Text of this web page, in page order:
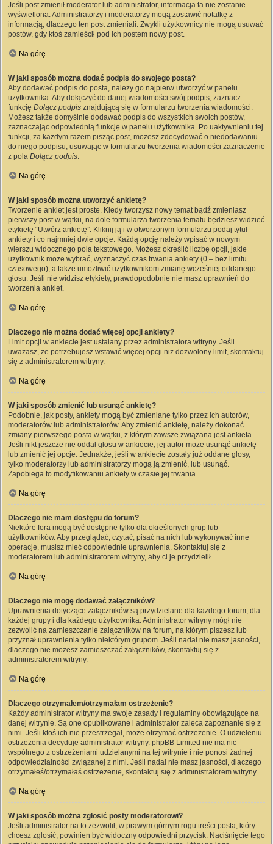
Jeśli post zmienił moderator lub administrator, informacja ta nie zostanie
wyświetlona. Administratorzy i moderatorzy mogą zostawić notatkę z
informacją, dlaczego ten post zmieniali. Zwykli użytkownicy nie mogą usuwać
postów, gdy ktoś zamieścił pod ich postem nowy post.
Na górę
W jaki sposób można dodać podpis do swojego posta?
Aby dodawać podpis do posta, należy go najpierw utworzyć w panelu
użytkownika. Aby dołączyć do danej wiadomości swój podpis, zaznacz
funkcję Dołącz podpis znajdującą się w formularzu tworzenia wiadomości.
Możesz także domyślnie dodawać podpis do wszystkich swoich postów,
zaznaczając odpowiednią funkcję w panelu użytkownika. Po uaktywnieniu tej
funkcji, za każdym razem pisząc post, możesz zdecydować o niedodawaniu
do niego podpisu, usuwając w formularzu tworzenia wiadomości zaznaczenie
z pola Dołącz podpis.
Na górę
W jaki sposób można utworzyć ankietę?
Tworzenie ankiet jest proste. Kiedy tworzysz nowy temat bądź zmieniasz
pierwszy post w wątku, na dole formularza tworzenia tematu będziesz widzieć
etykietę “Utwórz ankietę”. Kliknij ją i w otworzonym formularzu podaj tytuł
ankiety i co najmniej dwie opcje. Każdą opcję należy wpisać w nowym
wierszu widocznego pola tekstowego. Możesz określić liczbę opcji, jakie
użytkownik może wybrać, wyznaczyć czas trwania ankiety (0 – bez limitu
czasowego), a także umożliwić użytkownikom zmianę wcześniej oddanego
głosu. Jeśli nie widzisz etykiety, prawdopodobnie nie masz uprawnień do
tworzenia ankiet.
Na górę
Dlaczego nie można dodać więcej opcji ankiety?
Limit opcji w ankiecie jest ustalany przez administratora witryny. Jeśli
uważasz, że potrzebujesz wstawić więcej opcji niż dozwolony limit, skontaktuj
się z administratorem witryny.
Na górę
W jaki sposób zmienić lub usunąć ankietę?
Podobnie, jak posty, ankiety mogą być zmieniane tylko przez ich autorów,
moderatorów lub administratorów. Aby zmienić ankietę, należy dokonać
zmiany pierwszego posta w wątku, z którym zawsze związana jest ankieta.
Jeśli nikt jeszcze nie oddał głosu w ankiecie, jej autor może usunąć ankietę
lub zmienić jej opcje. Jednakże, jeśli w ankiecie zostały już oddane głosy,
tylko moderatorzy lub administratorzy mogą ją zmienić, lub usunąć.
Zapobiega to modyfikowaniu ankiety w czasie jej trwania.
Na górę
Dlaczego nie mam dostępu do forum?
Niektóre fora mogą być dostępne tylko dla określonych grup lub
użytkowników. Aby przeglądać, czytać, pisać na nich lub wykonywać inne
operacje, musisz mieć odpowiednie uprawnienia. Skontaktuj się z
moderatorem lub administratorem witryny, aby ci je przydzielił.
Na górę
Dlaczego nie mogę dodawać załączników?
Uprawnienia dotyczące załączników są przydzielane dla każdego forum, dla
każdej grupy i dla każdego użytkownika. Administrator witryny mógł nie
zezwolić na zamieszczanie załączników na forum, na którym piszesz lub
przyznał uprawnienia tylko niektórym grupom. Jeśli nadal nie masz jasności,
dlaczego nie możesz zamieszczać załączników, skontaktuj się z
administratorem witryny.
Na górę
Dlaczego otrzymałem/otrzymałam ostrzeżenie?
Każdy administrator witryny ma swoje zasady i regulaminy obowiązujące na
danej witrynie. Są one opublikowane i administrator zaleca zapoznanie się z
nimi. Jeśli ktoś ich nie przestrzegał, może otrzymać ostrzeżenie. O udzieleniu
ostrzeżenia decyduje administrator witryny. phpBB Limited nie ma nic
wspólnego z ostrzeżeniami udzielanymi na tej witrynie i nie ponosi żadnej
odpowiedzialności związanej z nimi. Jeśli nadal nie masz jasności, dlaczego
otrzymałeś/otrzymałaś ostrzeżenie, skontaktuj się z administratorem witryny.
Na górę
W jaki sposób można zgłosić posty moderatorowi?
Jeśli administrator na to zezwolił, w prawym górnym rogu treści posta, który
chcesz zgłosić, powinien być widoczny odpowiedni przycisk. Naciśnięcie tego